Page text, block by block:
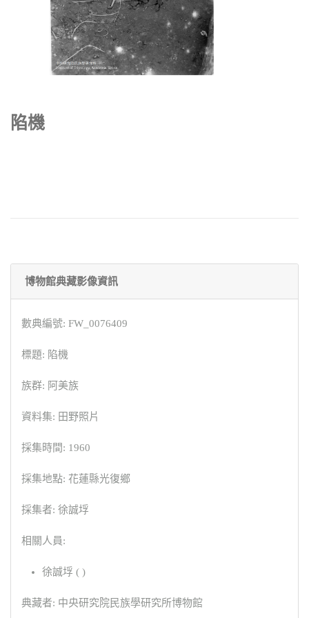
陷機
博物館典藏影像資訊
數典編號: FW_0076409
標題: 陷機
族群: 阿美族
資料集: 田野照片
採集時間: 1960
採集地點: 花蓮縣光復鄉
採集者: 徐誠垺
相關人員:
徐誠垺 ( )
典藏者: 中央研究院民族學研究所博物館